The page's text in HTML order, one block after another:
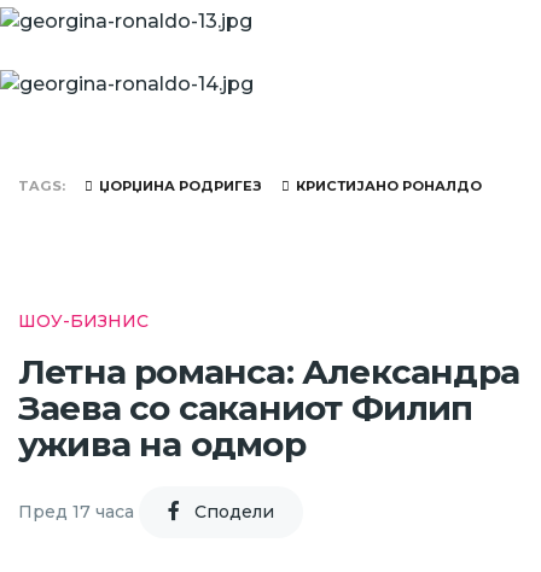
TAGS ЏОРЏИНА РОДРИГЕЗ КРИСТИЈАНО РОНАЛДО
ШОУ-БИЗНИС
Летна романса: Александра
Заева со саканиот Филип
ужива на одмор
Пред 17 часа Cподели